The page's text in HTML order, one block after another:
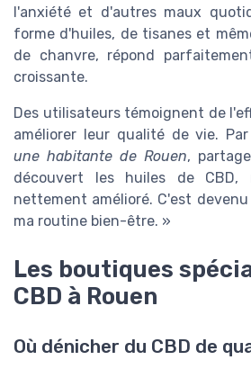
l'anxiété et d'autres maux
forme d'huiles, de tisanes et
de chanvre, répond
croissante.
Des utilisateurs témoignent de
améliorer leur qualité de vie. Par
une habitante de Rouen,
découvert les huiles de CBD,
nettement amélioré. C'est
ma routine bien-être. »
Les boutiques
CBD à Rouen
Où dénicher du CBD de